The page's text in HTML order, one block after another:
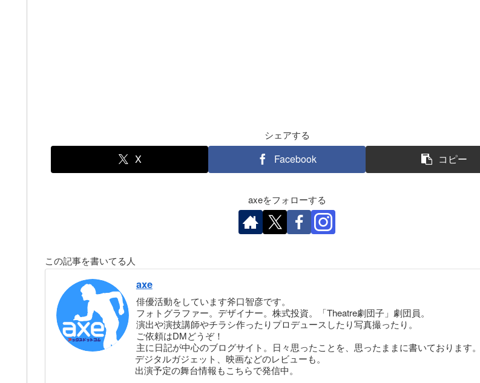
シェアする
X Facebook コピー
axeをフォローする
この記事を書いてる人
axe
俳優活動をしています斧口智彦です。
フォトグラファー。デザイナー。株式投資。「Theatre劇団子」劇団員。
演出や演技講師やチラシ作ったりプロデュースしたり写真撮ったり。
ご依頼はDMどうぞ！
主に日記が中心のブログサイト。日々思ったことを、思ったままに書いております
デジタルガジェット、映画などのレビューも。
出演予定の舞台情報もこちらで発信中。